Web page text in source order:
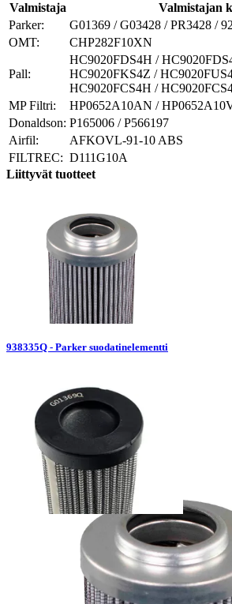
Valmistaja
Valmistajan
Parker:
G01369 / G03428 / PR3428 /
OMT:
CHP282F10XN
Pall:
HC9020FDS4H /
HC9020FKS4Z /
HC9020FCS4H /
MP Filtri:
HP0652A10AN /
Donaldson: P165006 / P566197
Airfil:
AFKOVL-91-10 ABS
FILTREC: D111G10A
Liittyvät tuotteet
938335Q - Parker suodatinelementti
G01369Q - Parker suodatinelementti
Suunnitteluratkaisut
Hydrauliikkaletkut